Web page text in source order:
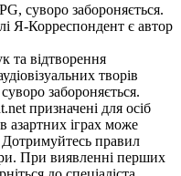
суворо забороняється.
Я-Корреспондент є автор
та відтворення
творів
забороняється.
призначені для осіб
азартних іграх може
Дотримуйтесь правил
При виявленні перших